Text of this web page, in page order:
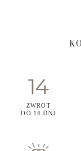
ZWROT
DO 14 DNI